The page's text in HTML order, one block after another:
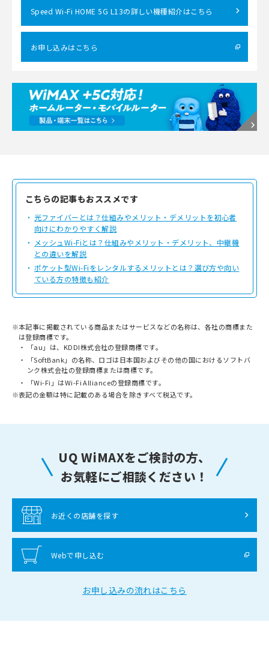
Speed Wi-Fi HOME 5G L13の詳しい機種紹介はこちら
お申し込みはこちら
こちらの記事もおススメです
光ファイバーとは？仕組みやメリット・デメリットを初心者
向けにわかりやすく解説
メッシュWi-Fiとは？仕組みやメリット・デメリット、中継機
との違いを解説
ポケット型Wi-Fiをレンタルするメリットとは？選び方や向い
ている方の特徴も紹介
※本記事に掲載されている商品またはサービスなどの名称は、各社の商標また
は登録商標です。
「au」は、KDDI株式会社の登録商標です。
「SoftBank」の名称、ロゴは日本国およびその他の国におけるソフトバ
ンク株式会社の登録商標または商標です。
「Wi-Fi」はWi-Fi Allianceの登録商標です。
※表記の金額は特に記載のある場合を除きすべて税込です。
UQ WiMAXをご検討の方、
お気軽にご相談ください！
お近くの店舗を探す
Webで申し込む
お申し込みの流れはこちら